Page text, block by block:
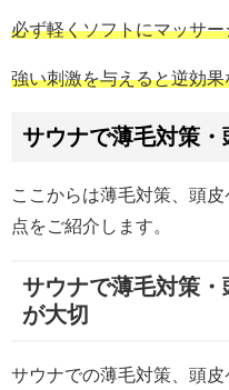
必ず軽くソフトにマッサ
強い刺激を与えると逆効
サウナで薄毛対策
ここからは薄毛対策、頭
点をご紹介します。
サウナで薄毛対策
が大切
サウナでの薄毛対策、頭